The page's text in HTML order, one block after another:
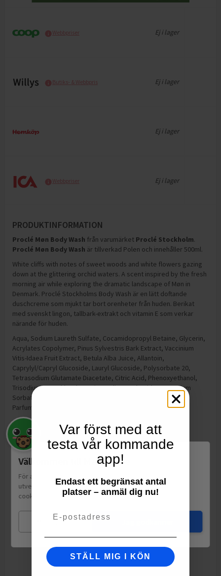
Webbpriser Ej i lager
Butiks- & Webbpris Ej i lager
Ej i lager
Webbpriser Ej i lager
PRODUKTINFORMATION
Proclé Møn Body Wash från varumärket Proclé Stockholm.
Proclé Møn Body Wash är tillverkad Polen och innehåller 500ml.
White cliffs with notes of sweet woods and white flowers gazing
down at the glittering orchid waters. A scent inspired by the fresh
morning air while exploring the dramatic landscape of Møn in
Denmark. Proclé Stockholms Body Wash är en lätt doftande
duschcreme som mjukt tar bort orenheter från huden. Berikat
med svenskt lingon, tallbark-extrakt och vitamin E som verkar
närande för huden.
Aqua, Sodium Laureth Sulfate, Cocamidopropyl Betaine, Glycerin,
Acrylates Copolymer, Pinus Sylvestris Bark Extract, Vaccinium
Vitis-Idaea Fruit Extract, Betula Alba Juice, Allantoin,
Caprylyl/Capryl Glucoside, Lauryl Glucoside, Polysorbate 20,
Tetrasodium Glutamate Diacetate, Citric Acid, Phenoxyethanol,
Trisodium NTA, Chlorphenesin, Sodium Hydroxide, Potassium
Sorbate, Sodium Benzoate, Benzyl Salicylate, Benzoic Acid,
Parfum, Alpha-Isomethyl Ionone.
Förvaring:
Förvaras svalt
Tillverkning:
Polen
Välkommen till Matspar.se
För att leverera en personlig upplevelse, mäta sajtens
utveckling och ha sociala medier-koppling använder vi
cookies.
Läs mer
Mina val
Var först med att
testa vår kommande
app!
Endast ett begränsat antal
platser – anmäl dig nu!
STÄLL MIG I KÖN